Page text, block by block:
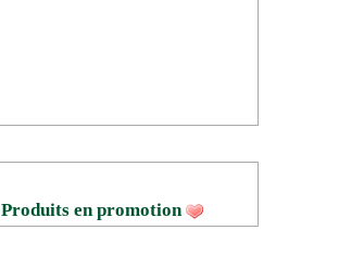
Produits en promotion